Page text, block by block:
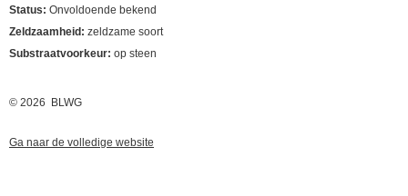
Status: Onvoldoende bekend
Zeldzaamheid: zeldzame soort
Substraatvoorkeur: op steen
© 2026 BLWG
Ga naar de volledige website